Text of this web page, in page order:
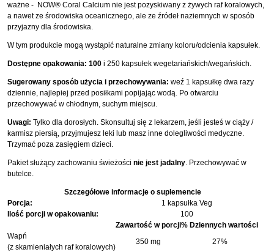
ważne - NOW® Coral Calcium nie jest pozyskiwany z żywych raf koralowych,
a nawet ze środowiska oceanicznego, ale ze źródeł naziemnych w sposób
przyjazny dla środowiska.
W tym produkcie mogą wystąpić naturalne zmiany koloru/odcienia kapsułek.
Dostępne opakowania: 100 i 250 kapsułek wegetariańskich/wegańskich.
Sugerowany sposób użycia i przechowywania: weź 1 kapsułkę dwa razy
dziennie, najlepiej przed posiłkami popijając wodą. Po otwarciu
przechowywać w chłodnym, suchym miejscu.
Uwagi: Tylko dla dorosłych. Skonsultuj się z lekarzem, jeśli jesteś w ciąży /
karmisz piersią, przyjmujesz leki lub masz inne dolegliwości medyczne.
Trzymać poza zasięgiem dzieci.
Pakiet służący zachowaniu świeżości nie jest jadalny. Przechowywać w
butelce.
Szczegółowe informacje o suplemencie
Porcja:
1 kapsułka Veg
Ilość porcji w opakowaniu:
100
Zawartość w porcji% Dziennych wartości
Wapń
(z skamieniałych raf koralowych)
350 mg
27%